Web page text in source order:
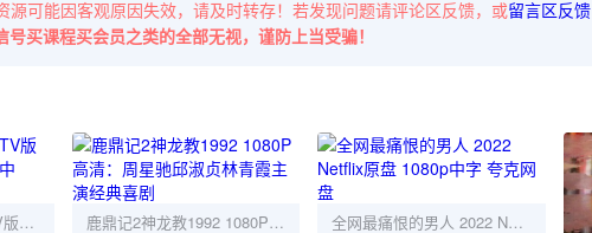
源可能因客观原因失效，请及时转存！若发现问题请评论区反馈，或留言区反馈
买课程买会员之类的全部无视，谨防上当受骗！
【日漫】名侦探柯南 TV版+剧场版+特别篇 日语简中 1080P 鹿鼎记2神龙教1992 1080P高清：周星驰邱淑贞林青霞主演经典喜剧 全网最痛恨的男人 2022 Netflix原盘 1080p中字 夸克网盘